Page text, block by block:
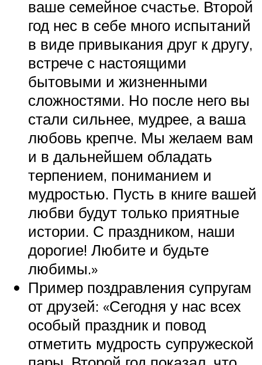
ваше семейное счастье. Второй
год нес в себе много испытаний
в виде привыкания друг к другу,
встрече с настоящими
бытовыми и жизненными
сложностями. Но после него вы
стали сильнее, мудрее, а ваша
любовь крепче. Мы желаем вам
и в дальнейшем обладать
терпением, пониманием и
мудростью. Пусть в книге вашей
любви будут только приятные
истории. С праздником, наши
дорогие! Любите и будьте
любимы.»
Пример поздравления супругам
от друзей: «Сегодня у нас всех
особый праздник и повод
отметить мудрость супружеской